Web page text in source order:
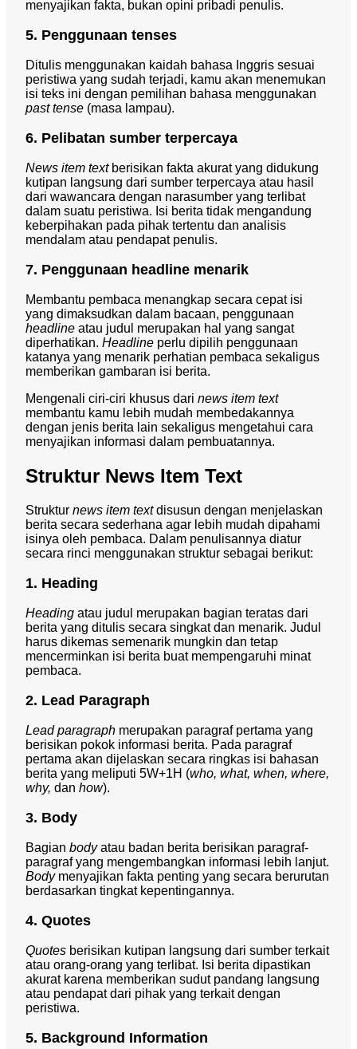
menyajikan fakta, bukan opini pribadi penulis.
5. Penggunaan tenses
Ditulis menggunakan kaidah bahasa Inggris sesuai
peristiwa yang sudah terjadi, kamu akan menemukan
isi teks ini dengan pemilihan bahasa menggunakan
past tense (masa lampau).
6. Pelibatan sumber terpercaya
News item text berisikan fakta akurat yang didukung
kutipan langsung dari sumber terpercaya atau hasil
dari wawancara dengan narasumber yang terlibat
dalam suatu peristiwa. Isi berita tidak mengandung
keberpihakan pada pihak tertentu dan analisis
mendalam atau pendapat penulis.
7. Penggunaan headline menarik
Membantu pembaca menangkap secara cepat isi
yang dimaksudkan dalam bacaan, penggunaan
headline atau judul merupakan hal yang sangat
diperhatikan. Headline perlu dipilih penggunaan
katanya yang menarik perhatian pembaca sekaligus
memberikan gambaran isi berita.
Mengenali ciri-ciri khusus dari news item text
membantu kamu lebih mudah membedakannya
dengan jenis berita lain sekaligus mengetahui cara
menyajikan informasi dalam pembuatannya.
Struktur News Item Text
Struktur news item textdisusun dengan menjelaskan
berita secara sederhana agar lebih mudah dipahami
isinya oleh pembaca. Dalam penulisannya diatur
secara rinci menggunakan struktur sebagai berikut:
1. Heading
Heading atau judul merupakan bagian teratas dari
berita yang ditulis secara singkat dan menarik. Judul
harus dikemas semenarik mungkin dan tetap
mencerminkan isi berita buat mempengaruhi minat
pembaca.
2. Lead Paragraph
Lead paragraph merupakan paragraf pertama yang
berisikan pokok informasi berita. Pada paragraf
pertama akan dijelaskan secara ringkas isi bahasan
berita yang meliputi 5W+1H (who, what, when, where,
why, dan how).
3. Body
Bagian bodyatau badan berita berisikan paragraf-
paragraf yang mengembangkan informasi lebih lanjut.
Body menyajikan fakta penting yang secara berurutan
berdasarkan tingkat kepentingannya.
4. Quotes
Quotes berisikan kutipan langsung dari sumber terkait
atau orang-orang yang terlibat. Isi berita dipastikan
akurat karena memberikan sudut pandang langsung
atau pendapat dari pihak yang terkait dengan
peristiwa.
5. Background Information